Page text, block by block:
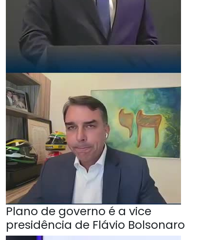
Plano de governo é a vice
presidência de Flávio Bolsonaro